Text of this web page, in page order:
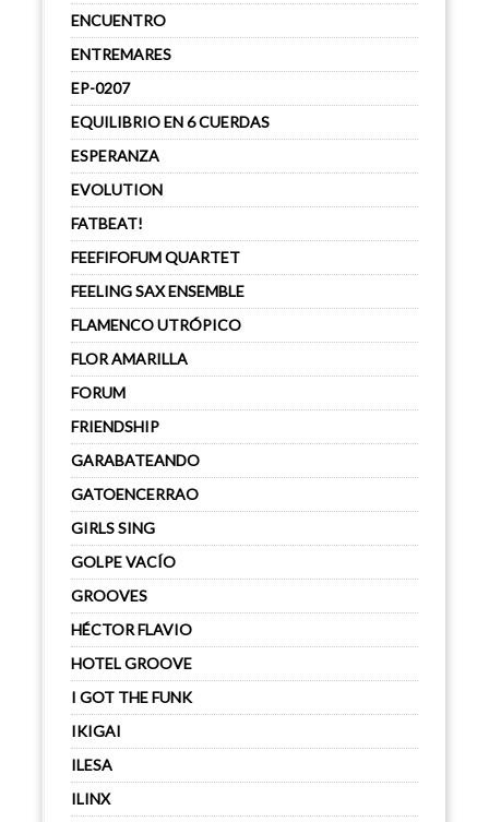
ENCUENTRO
ENTREMARES
EP-0207
EQUILIBRIO EN 6 CUERDAS
ESPERANZA
EVOLUTION
FATBEAT!
FEEFIFOFUM QUARTET
FEELING SAX ENSEMBLE
FLAMENCO UTRÓPICO
FLOR AMARILLA
FORUM
FRIENDSHIP
GARABATEANDO
GATOENCERRAO
GIRLS SING
GOLPE VACÍO
GROOVES
HÉCTOR FLAVIO
HOTEL GROOVE
I GOT THE FUNK
IKIGAI
ILESA
ILINX